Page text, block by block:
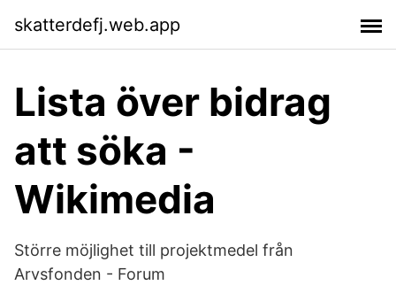
skatterdefj.web.app
Lista över bidrag
att söka -
Wikimedia
Större möjlighet till projektmedel från
Arvsfonden - Forum